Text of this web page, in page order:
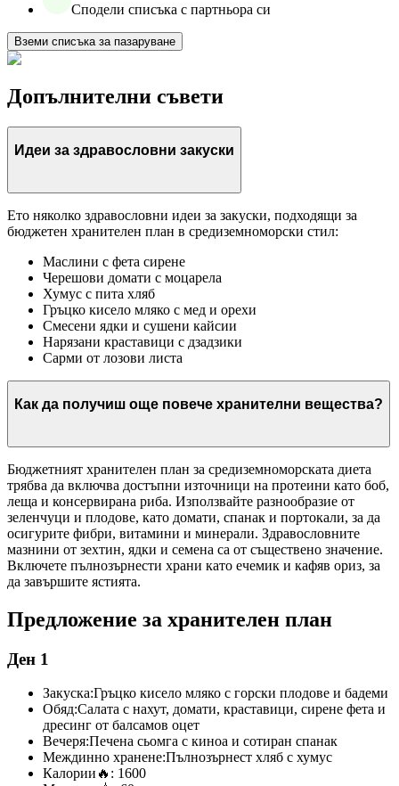
Сподели списъка с партньора си
Вземи списъка за пазаруване
Допълнителни съвети
Идеи за здравословни закуски
Ето няколко здравословни идеи за закуски, подходящи за
бюджетен хранителен план в средиземноморски стил:
Маслини с фета сирене
Черешови домати с моцарела
Хумус с пита хляб
Гръцко кисело мляко с мед и орехи
Смесени ядки и сушени кайсии
Нарязани краставици с дзадзики
Сарми от лозови листа
Как да получиш още повече хранителни вещества?
Бюджетният хранителен план за средиземноморската диета
трябва да включва достъпни източници на протеини като боб,
леща и консервирана риба. Използвайте разнообразие от
зеленчуци и плодове, като домати, спанак и портокали, за да
осигурите фибри, витамини и минерали. Здравословните
мазнини от зехтин, ядки и семена са от съществено значение.
Включете пълнозърнести храни като ечемик и кафяв ориз, за
да завършите ястията.
Предложение за хранителен план
Ден 1
Закуска:Гръцко кисело мляко с горски плодове и бадеми
Обяд:Салата с нахут, домати, краставици, сирене фета и
дресинг от балсамов оцет
Вечеря:Печена сьомга с киноа и сотиран спанак
Междинно хранене:Пълнозърнест хляб с хумус
Калории 🔥: 1600